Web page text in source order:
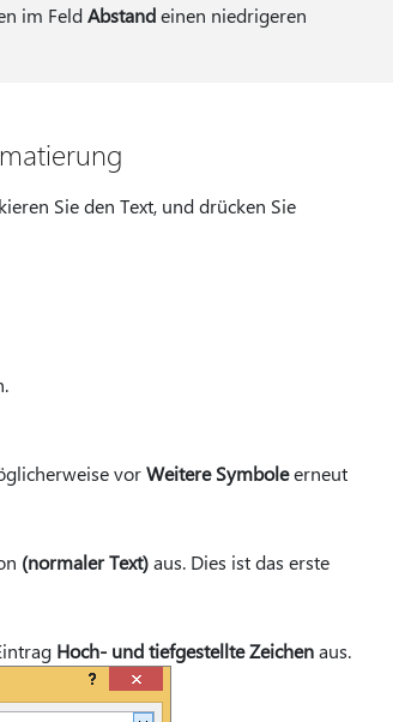
im FeldAbstandeinen niedrigeren
Sie den Text, und drücken Sie
vorWeitere Symboleerneut
(normaler Text)aus. Dies ist das erste
Hoch- und tiefgestellte Zeichenaus.